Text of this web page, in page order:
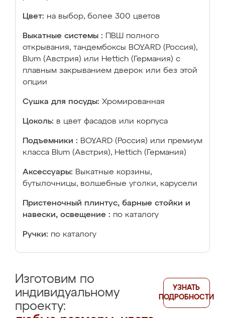
Цвет: на выбор, более 300 цветов
Выкатные системы :
ПВШ полного
открывания, тандембоксы BOYARD (Россия),
Blum (Австрия) или Hettich (Германия) с
плавным закрыванием дверок или без этой
опции
Сушка для посуды: Хромированная
Цоколь: в цвет фасадов или корпуса
Подъемники : BOYARD (Россия) или премиум
класса Blum (Австрия), Hettich (Германия)
Аксессуары: Выкатные корзины,
бутылочницы, волшебные уголки, карусели
Пристеночный плинтус, барные стойки и
навески, освещение : по каталогу
Ручки: по каталогу
Изготовим по
индивидуальному
проекту:
УЗНАТЬ
ПОДРОБНОСТИ